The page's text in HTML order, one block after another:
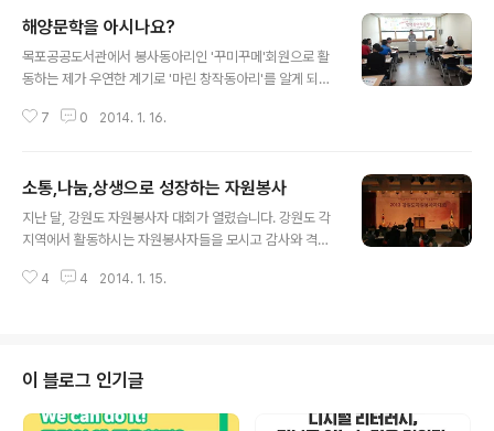
해양문학을 아시나요?
목포공공도서관에서 봉사동아리인 '꾸미꾸메'회원으로 활
동하는 제가 우연한 계기로 '마린 창작동아리'를 알게 되었
의재단에서 주최하는 '2013년 무한상상실'공모사업 선정
램중 하나로 마린 창작동아리를 운영하였습니다. '마린 창
작동아리'는 목포 사람들의 삶의 터전이자 무한한 상상력
의 보고인 바다를 통해 창의적 아이디어를 마음껏 발휘하
창작의 열정을 일깨우고 새로운 꿈을 꾸고 있습니다. '마린
7 0 2014. 1. 16.
소통,나눔,상생으로 성장하는 자원봉사
지난 달, 강원도 자원봉사자 대회가 열렸습니다. 강원도 각
지역에서 활동하시는 자원봉사자들을 모시고 감사와 격려
동하신, 숨은 일꾼들을 찾아내어 포상의 기회도 주었습니
었습니다. 더 높은 곳, 더 좋은 것을 향해 가는 일반적인 모
습에서 남을 보는 인성을 체험하기 위해 딸아이도 함께 활
동을 체험하기로 했습니다. 드림 스타트를 찾아가게 되었
4 4 2014. 1. 15.
이 블로그 인기글